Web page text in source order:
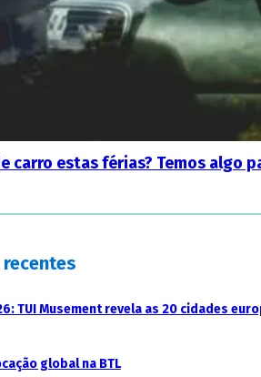
carro estas férias? Temos algo
TUI Musement revela as 20 cidades
global na BTL